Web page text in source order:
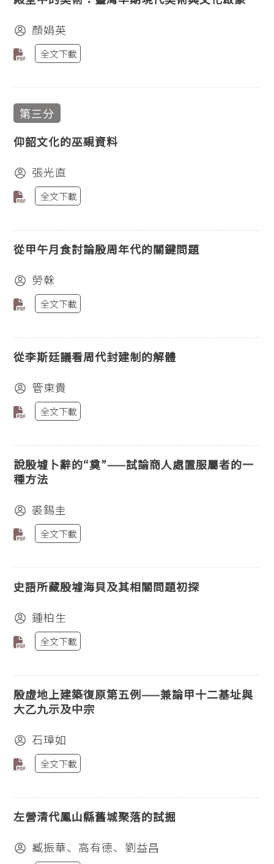
顏娟英
全文下載
第三分
仰韶文化的巫覡資料
張光直
全文下載
從甲午月食討論殷周年代的關鍵問題
勞榦
全文下載
從李斯廷議看周代封建制的解體
管東貴
全文下載
說殷墟卜辭的“奠”——試論商人處置服屬者的一
種方法
裘錫圭
全文下載
史語所藏殷墟海貝及其相關問題初探
鍾柏生
全文下載
殷虛地上建築復原第五例——兼論甲十二基址與
大乙九示及中宗
石璋如
全文下載
左營清代鳳山縣舊城聚落的試掘
臧振華、高有德、劉益昌